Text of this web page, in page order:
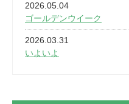
2026.05.04
ゴールデンウイーク
2026.03.31
いよいよ